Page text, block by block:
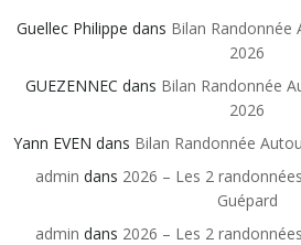
Guellec Philippe dans Bilan Randonnée
2026
GUEZENNEC dans Bilan Randonnée
2026
Yann EVEN dans Bilan Randonnée
admin dans 2026 – Les 2
Guépard
admin dans 2026 – Les 2